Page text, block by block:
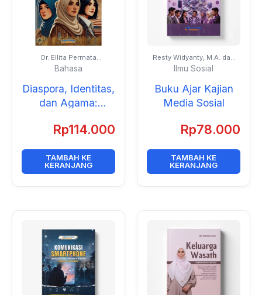
Dr. Ellita Permata
Widjayanti, M.A.
Bahasa
Diaspora, Identitas,
dan Agama:
Remaja Perempuan
dalam Tiga Novel
Young Adult
Rp114.000
TAMBAH KE
KERANJANG
Resty Widyanty, M.A. dan
Arta Elisabeth Purba,
M.I.Kom.
Ilmu Sosial
Buku Ajar Kajian
Media Sosial
Rp78.000
TAMBAH KE
KERANJANG